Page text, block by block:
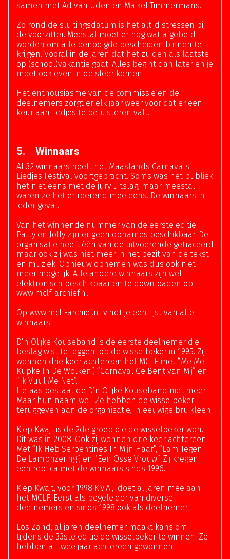
samen met Ad van Uden en Maikel Timmermans.
Zo rond de sluitingsdatum is het altijd stressen bij
de voorzitter. Meestal moet er nog wat afgebeld
worden om alle benodigde bescheiden binnen te
krijgen. Vooral in de jaren dat het zuiden als laatste
op (school)vakantie gaat. Alles begint dan later en je
moet ook even in de sfeer komen.
Het enthousiasme van de commissie en de
deelnemers zorgt er elk jaar weer voor dat er een
keur aan liedjes te beluisteren valt.
5. Winnaars
Al 32 winnaars heeft het Maaslands Carnavals
Liedjes Festival voortgebracht. Soms was het publiek
het niet eens met de jury uitslag, maar meestal
waren ze het er roerend mee eens. De winnaars in
ieder geval.
Van het winnende nummer van de eerste editie
Patty en Jolly zijn er geen opnames beschikbaar. De
organisatie heeft één van de uitvoerende getraceerd
maar ook zij was niet meer in het bezit van de tekst
en muziek. Opnieuw opnemen was dus ook niet
meer mogelijk. Alle andere winnaars zijn wel
elektronisch beschikbaar en te downloaden op
www.mclf-archief.nl
Op www.mclf-archief.nl vindt je een lijst van alle
winnaars.
D’n Olijke Kouseband is de eerste deelnemer die
beslag wist te leggen op de wisselbeker in 1995. Zij
wonnen drie keer achtereen het MCLF met “Me Me
Kupke In De Wolken”, “Carnaval Ge Bent van Mij” en
“Ik Vuul Me Net”.
Helaas bestaat de D’n Olijke Kouseband niet meer.
Maar hun naam wel. Ze hebben de wisselbeker
teruggeven aan de organisatie, in eeuwige bruikleen.
Kiep Kwajt is de 2de groep die de wisselbeker won.
Dit was in 2008. Ook zij wonnen drie keer achtereen.
Met “Ik Heb Serpentines In Mijn Haar”, “Lam Tegen
De Lambrizering”, en “Een Osse Vrouw”. Zij kregen
een replica met de winnaars sinds 1996.
Kiep Kwajt, voor 1998 K.V.A., doet al jaren mee aan
het MCLF. Eerst als begeleider van diverse
deelnemers en sinds 1998 ook als deelnemer.
Los Zand, al jaren deelnemer maakt kans om
tijdens de 33ste editie de wisselbeker te winnen. Ze
hebben al twee jaar achtereen gewonnen.